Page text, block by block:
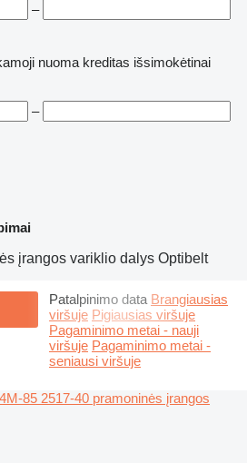
–
nuoma kreditas išsimokėtinai
–
įrangos variklio dalys Optibelt
Patalpinimo data Brangiausias
viršuje Pigiausias viršuje
Pagaminimo metai - nauji
viršuje Pagaminimo metai -
seniausi viršuje